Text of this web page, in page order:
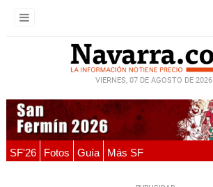
VIERNES, 07 DE AGOSTO DE 2026
SF'26 Fotos Guía Más SF